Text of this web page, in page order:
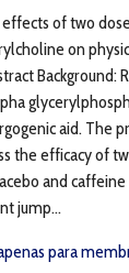
of two
on
Background:
aid. The
the efficacy of
and
jump...
para